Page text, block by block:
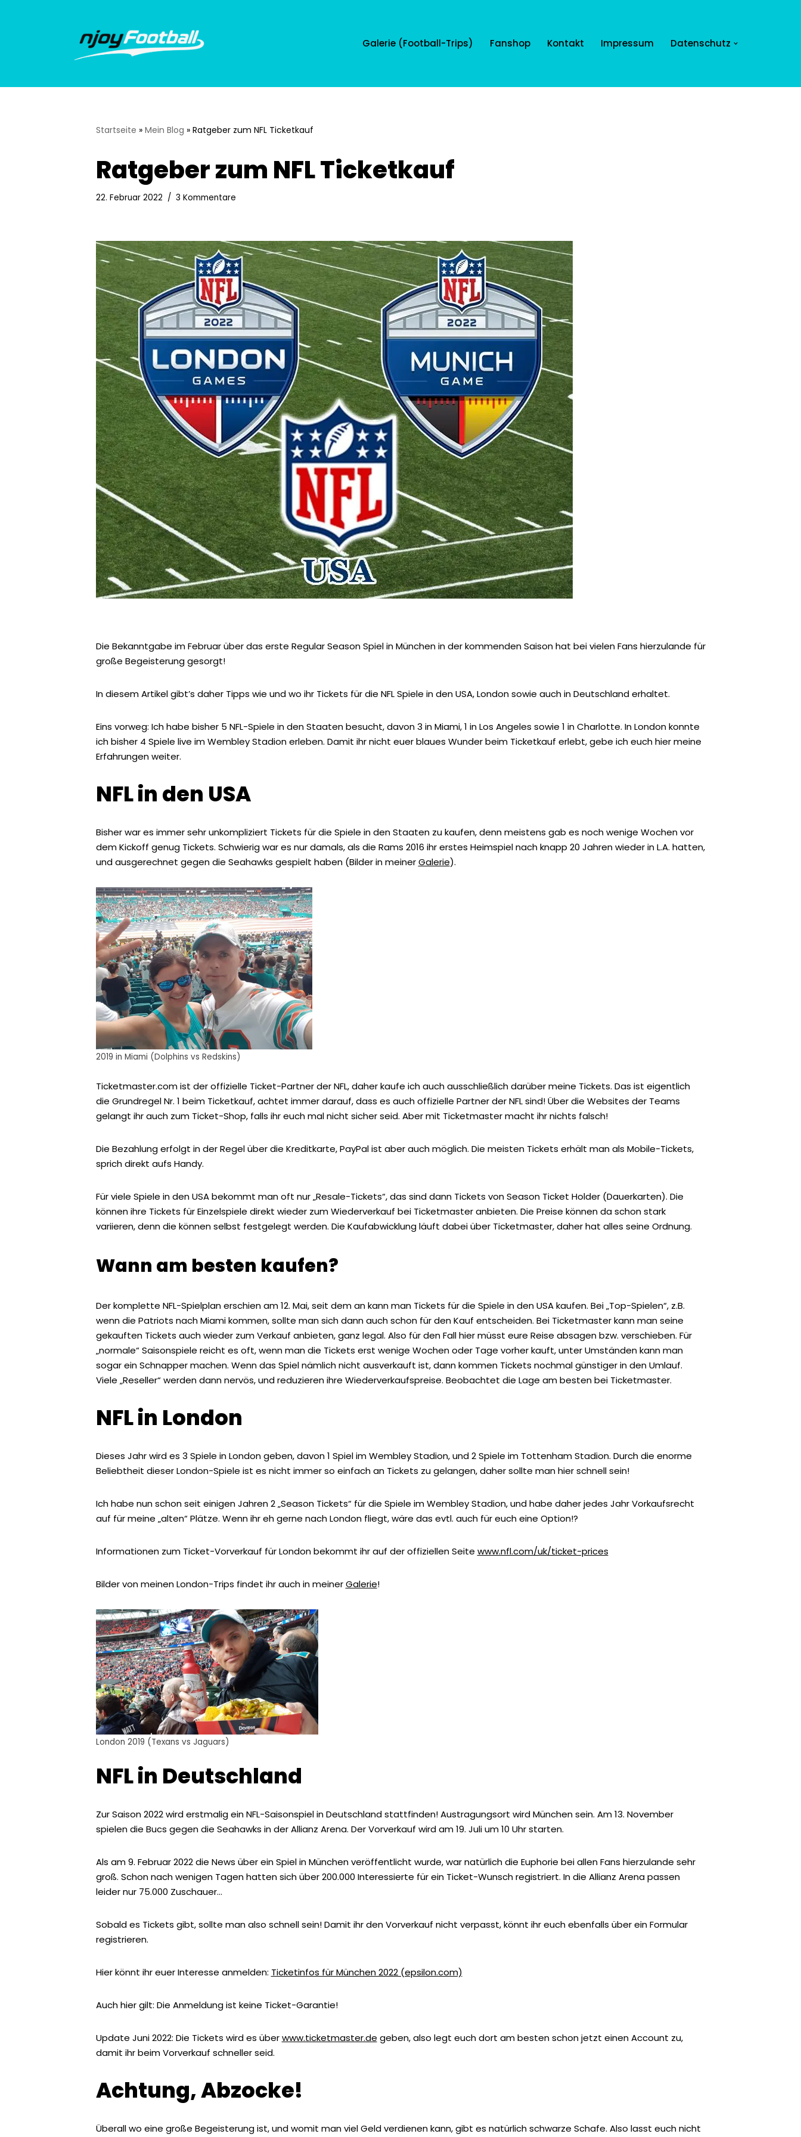
Galerie (Football-Trips) Fanshop Kontakt Impressum Datenschutz
Startseite » Mein Blog » Ratgeber zum NFL Ticketkauf
Ratgeber zum NFL Ticketkauf
22. Februar 2022 3 Kommentare
Die Bekanntgabe im Februar über das erste Regular Season Spiel in München in der kommenden Saison hat bei vielen Fans hierzulande für
große Begeisterung gesorgt!
In diesem Artikel gibt’s daher Tipps wie und wo ihr Tickets für die NFL Spiele in den USA, London sowie auch in Deutschland erhaltet.
Eins vorweg: Ich habe bisher 5 NFL-Spiele in den Staaten besucht, davon 3 in Miami, 1 in Los Angeles sowie 1 in Charlotte. In London konnte
ich bisher 4 Spiele live im Wembley Stadion erleben. Damit ihr nicht euer blaues Wunder beim Ticketkauf erlebt, gebe ich euch hier meine
Erfahrungen weiter.
NFL in den USA
Bisher war es immer sehr unkompliziert Tickets für die Spiele in den Staaten zu kaufen, denn meistens gab es noch wenige Wochen vor
dem Kickoff genug Tickets. Schwierig war es nur damals, als die Rams 2016 ihr erstes Heimspiel nach knapp 20 Jahren wieder in L.A. hatten,
und ausgerechnet gegen die Seahawks gespielt haben (Bilder in meinerGalerie).
2019 in Miami (Dolphins vs Redskins)
Ticketmaster.com ist der offizielle Ticket-Partner der NFL, daher kaufe ich auch ausschließlich darüber meine Tickets. Das ist eigentlich
die Grundregel Nr. 1 beim Ticketkauf, achtet immer darauf, dass es auch offizielle Partner der NFL sind! Über die Websites der Teams
gelangt ihr auch zum Ticket-Shop, falls ihr euch mal nicht sicher seid. Aber mit Ticketmaster macht ihr nichts falsch!
Die Bezahlung erfolgt in der Regel über die Kreditkarte, PayPal ist aber auch möglich. Die meisten Tickets erhält man als Mobile-Tickets,
sprich direkt aufs Handy.
Für viele Spiele in den USA bekommt man oft nur „Resale-Tickets“, das sind dann Tickets von Season Ticket Holder (Dauerkarten). Die
können ihre Tickets für Einzelspiele direkt wieder zum Wiederverkauf bei Ticketmaster anbieten. Die Preise können da schon stark
variieren, denn die können selbst festgelegt werden. Die Kaufabwicklung läuft dabei über Ticketmaster, daher hat alles seine Ordnung.
Wann am besten kaufen?
Der komplette NFL-Spielplan erschien am 12. Mai, seit dem an kann man Tickets für die Spiele in den USA kaufen. Bei „Top-Spielen“, z.B.
wenn die Patriots nach Miami kommen, sollte man sich dann auch schon für den Kauf entscheiden. Bei Ticketmaster kann man seine
gekauften Tickets auch wieder zum Verkauf anbieten, ganz legal. Also für den Fall hier müsst eure Reise absagen bzw. verschieben. Für
„normale“ Saisonspiele reicht es oft, wenn man die Tickets erst wenige Wochen oder Tage vorher kauft, unter Umständen kann man
sogar ein Schnapper machen. Wenn das Spiel nämlich nicht ausverkauft ist, dann kommen Tickets nochmal günstiger in den Umlauf.
Viele „Reseller“ werden dann nervös, und reduzieren ihre Wiederverkaufspreise. Beobachtet die Lage am besten bei Ticketmaster.
NFL in London
Dieses Jahr wird es 3 Spiele in London geben, davon 1 Spiel im Wembley Stadion, und 2 Spiele im Tottenham Stadion. Durch die enorme
Beliebtheit dieser London-Spiele ist es nicht immer so einfach an Tickets zu gelangen, daher sollte man hier schnell sein!
Ich habe nun schon seit einigen Jahren 2 „Season Tickets“ für die Spiele im Wembley Stadion, und habe daher jedes Jahr Vorkaufsrecht
auf für meine „alten“ Plätze. Wenn ihr eh gerne nach London fliegt, wäre das evtl. auch für euch eine Option!?
Informationen zum Ticket-Vorverkauf für London bekommt ihr auf der offiziellen Seite www.nfl.com/uk/ticket-prices
Bilder von meinen London-Trips findet ihr auch in meinerGalerie!
London 2019 (Texans vs Jaguars)
NFL in Deutschland
Zur Saison 2022 wird erstmalig ein NFL-Saisonspiel in Deutschland stattfinden! Austragungsort wird München sein. Am 13. November
spielen die Bucs gegen die Seahawks in der Allianz Arena. Der Vorverkauf wird am 19. Juli um 10 Uhr starten.
Als am 9. Februar 2022 die News über ein Spiel in München veröffentlicht wurde, war natürlich die Euphorie bei allen Fans hierzulande sehr
groß. Schon nach wenigen Tagen hatten sich über 200.000 Interessierte für ein Ticket-Wunsch registriert. In die Allianz Arena passen
leider nur 75.000 Zuschauer…
Sobald es Tickets gibt, sollte man also schnell sein! Damit ihr den Vorverkauf nicht verpasst, könnt ihr euch ebenfalls über ein Formular
registrieren.
Hier könnt ihr euer Interesse anmelden: Ticketinfos für München 2022 (epsilon.com)
Auch hier gilt: Die Anmeldung ist keine Ticket-Garantie!
Update Juni 2022: Die Tickets wird es überwww.ticketmaster.de geben, also legt euch dort am besten schon jetzt einen Account zu,
damit ihr beim Vorverkauf schneller seid.
Achtung, Abzocke!
Überall wo eine große Begeisterung ist, und womit man viel Geld verdienen kann, gibt es natürlich schwarze Schafe. Also lasst euch nicht